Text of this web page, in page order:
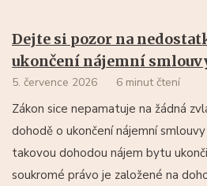
Dejte si pozor na
ukončení nájemní
5. července 2026 6 minut čtení
Zákon sice nepamatuje na žádná
dohodě o ukončení nájemní
takovou dohodou nájem bytu
soukromé právo je založené na